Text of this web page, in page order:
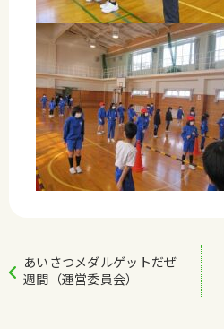
あいさつメダルゲットだぜ
週間（運営委員会）